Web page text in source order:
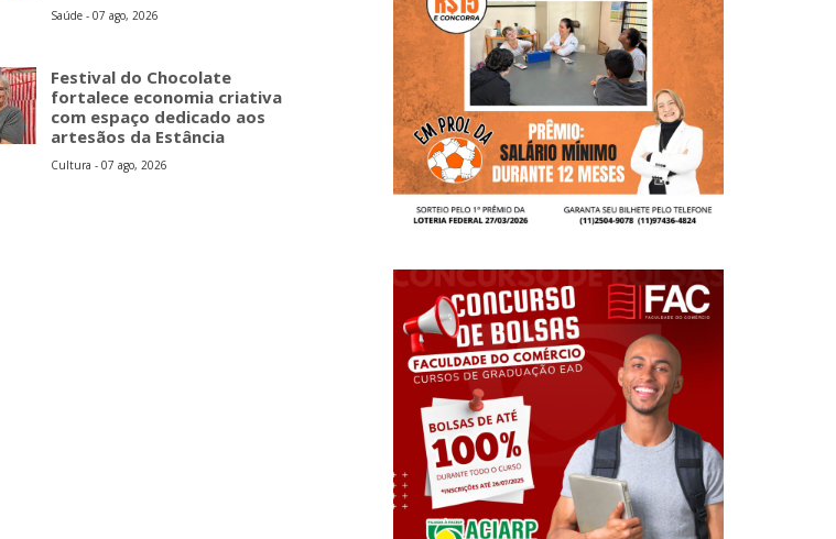
Saúde - 07 ago, 2026
Festival do Chocolate
fortalece economia criativa
com espaço dedicado aos
artesãos da Estância
Cultura - 07 ago, 2026